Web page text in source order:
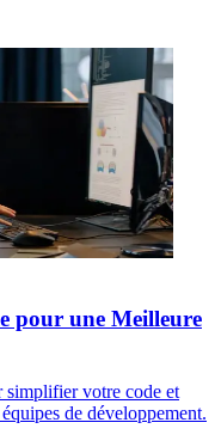
pour une Meilleure
simplifier votre code et
de développement.